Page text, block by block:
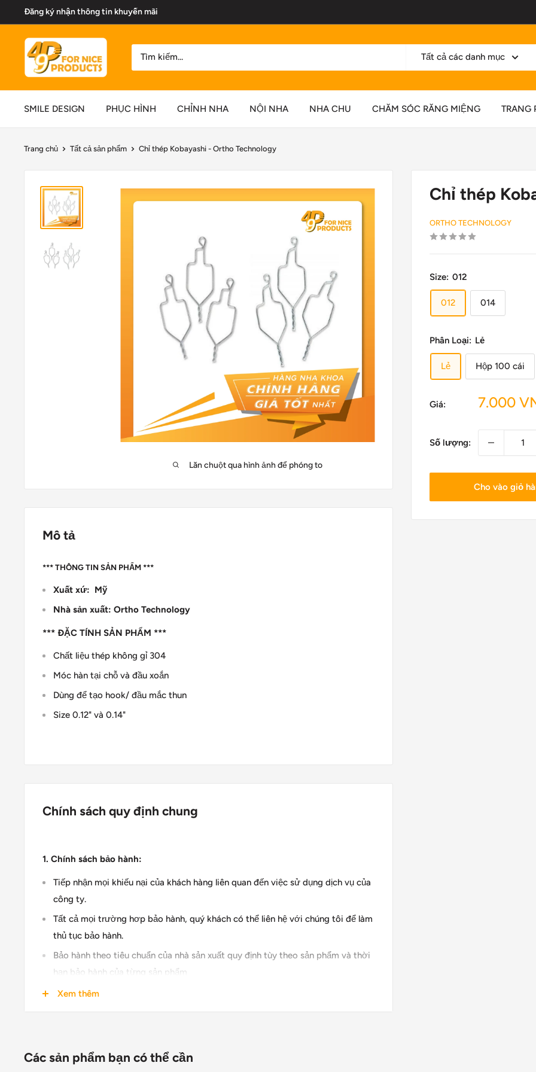
Chuyển
đến
Đăng ký nhận thông tin khuyến mãi
49P
Dental
Market
Tất cả các danh mục
SMILE DESIGN PHỤC HÌNH CHỈNH NHA NỘI NHA NHA CHU CHĂM SÓC RĂNG MIỆNG TRANG
Trang chủ Tất cả sản phẩm Chỉ thép Kobayashi - Ortho Technology
Lăn chuột qua hình ảnh để phóng to
Chỉ thép
ORTHO TECHNOLOGY
Size: 012
012 014
Phân Loại: Lẻ
Lẻ Hộp 100 cái
Giá:
Giá
7.000
Số lượng:
Cho vào giỏ
Mô tả
*** THÔNG TIN SẢN PHẨM ***
Xuất xứ: Mỹ
Nhà sản xuất: Ortho Technology
*** ĐẶC TÍNH SẢN PHẨM ***
Chất liệu thép không gỉ 304
Móc hàn tại chỗ và đầu xoắn
Dùng để tạo hook/ đầu mắc thun
Size 0.12" và 0.14"
Chính sách quy định chung
1. Chính sách bảo hành:
Tiếp nhận mọi khiếu nại của khách hàng liên quan đến việc sử dụng dịch vụ của
công ty.
Tất cả mọi trường hơp bảo hành, quý khách có thể liên hệ với chúng tôi để làm
thủ tục bảo hành.
Bảo hành theo tiêu chuẩn của nhà sản xuất quy định tùy theo sản phẩm và thời
hạn bảo hành của từng sản phẩm
- Sau khi nhận hàng 49p.vn KHÔNG ÁP DỤNG chính sách đổi trả sản phẩm. Vì
vậy, khi nhận hàng Quý khách vui lòng KIỂM TRA HÀNG THẬT KỸ. Nếu phát hiện
Xem thêm
Các sản phẩm bạn có thể cần